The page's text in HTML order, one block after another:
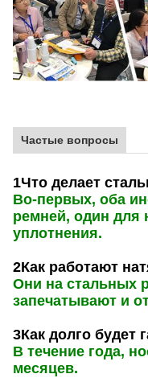
Частые вопросы
1Что делает
Во-первых, оба
ремней, один для
уплотнения.
2Как работают
Они на стальных
запечатывают и
3Как долго будет
В течение года,
месяцев.